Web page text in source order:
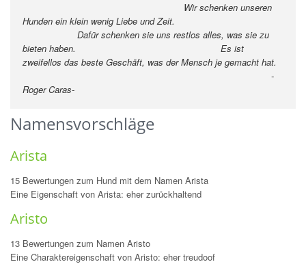
Wir schenken unseren
Hunden ein klein wenig Liebe und Zeit.
Dafür schenken sie uns restlos alles, was sie zu
bieten haben.
Es ist
zweifellos das beste Geschäft, was der Mensch je gemacht hat.
-
Roger Caras-
Namensvorschläge
Arista
15 Bewertungen zum Hund mit dem Namen Arista
Eine Eigenschaft von Arista: eher zurückhaltend
Aristo
13 Bewertungen zum Namen Aristo
Eine Charaktereigenschaft von Aristo: eher treudoof